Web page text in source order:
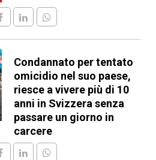
Condannato per tentato
omicidio nel suo paese,
riesce a vivere più di 10
anni in Svizzera senza
passare un giorno in
carcere